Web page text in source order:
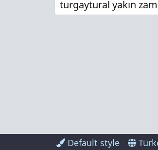
turgaytural yakın
Default style